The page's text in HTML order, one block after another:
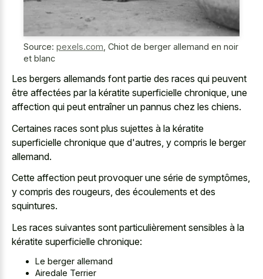
Source: pexels.com Chiot de berger allemand en noir
et blanc
Les bergers allemands font partie des races qui peuvent
être affectées par la kératite superficielle chronique, une
affection qui peut entraîner un pannus chez les chiens.
Certaines races sont plus sujettes à la kératite
superficielle chronique que d'autres, y compris le berger
allemand.
Cette affection peut provoquer une série de symptômes,
y compris des rougeurs, des écoulements et des
squintures.
Les races suivantes sont particulièrement sensibles à la
kératite superficielle chronique:
Le berger allemand
Airedale Terrier